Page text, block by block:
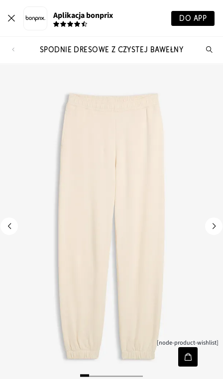
Aplikacja bonprix DO APP
SPODNIE DRESOWE Z CZYSTEJ BAWEŁNY
[node-product-wishlist]